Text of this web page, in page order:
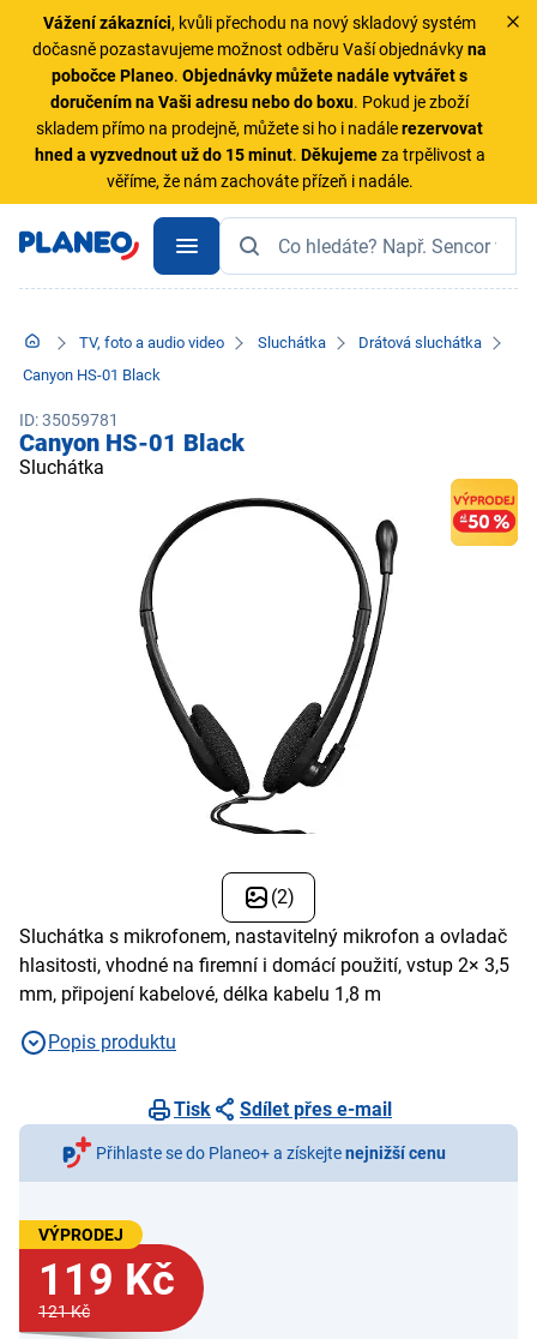
Vážení zákazníci, kvůli přechodu na nový skladový systém
dočasně pozastavujeme možnost odběru Vaší objednávkyna
pobočce Planeo.Objednávky můžete nadále vytvářet s
doručením na Vaši adresu nebo do boxu. Pokud je zboží
skladem přímo na prodejně, můžete si ho i nadálerezervovat
hned a vyzvednout už do 15 minut. Děkujemeza trpělivost a
věříme, že nám zachováte přízeň i nadále.
TV, foto a audio video Sluchátka
Drátová sluchátka
Canyon HS-01 Black
ID: 35059781
Canyon HS-01 Black
Sluchátka
(2)
Sluchátka s mikrofonem, nastavitelný mikrofon a ovladač
hlasitosti, vhodné na firemní i domácí použití, vstup 2× 3,5
mm, připojení kabelové, délka kabelu 1,8 m
Popis produktu
Tisk Sdílet přes e-mail
Přihlaste se do Planeo+ a získejtenejnižší cenu
VÝPRODEJ
119 Kč
121 Kč